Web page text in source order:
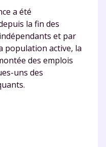
a été
la fin des
et par
population active, la
des emplois
uns des
,
révisions
parentspour
du CP à
disponibles
audio ou